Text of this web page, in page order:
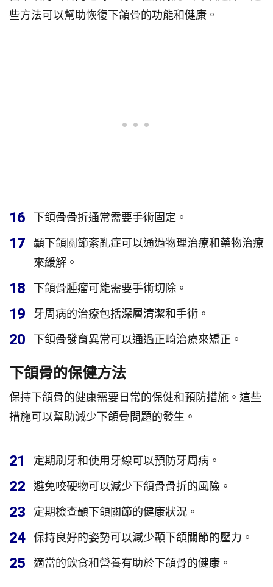
些方法可以幫助恢復下頜骨的功能和健康。
16 下頜骨骨折通常需要手術固定。
17
顳下頜關節紊亂症可以通過物理治療和藥物治療
來緩解。
18 下頜骨腫瘤可能需要手術切除。
19 牙周病的治療包括深層清潔和手術。
20 下頜骨發育異常可以通過正畸治療來矯正。
下頜骨的保健方法
保持下頜骨的健康需要日常的保健和預防措施。這些
措施可以幫助減少下頜骨問題的發生。
21 定期刷牙和使用牙線可以預防牙周病。
22 避免咬硬物可以減少下頜骨骨折的風險。
23 定期檢查顳下頜關節的健康狀況。
24 保持良好的姿勢可以減少顳下頜關節的壓力。
25 適當的飲食和營養有助於下頜骨的健康。